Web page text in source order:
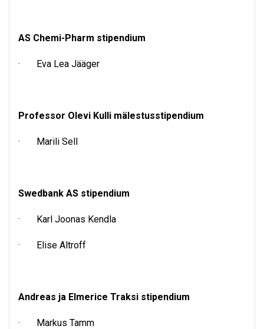
AS Chemi-Pharm stipendium
· Eva Lea Jääger
Professor Olevi Kulli mälestusstipendium
· Marili Sell
Swedbank AS stipendium
· Karl Joonas Kendla
· Elise Altroff
Andreas ja Elmerice Traksi stipendium
· Markus Tamm